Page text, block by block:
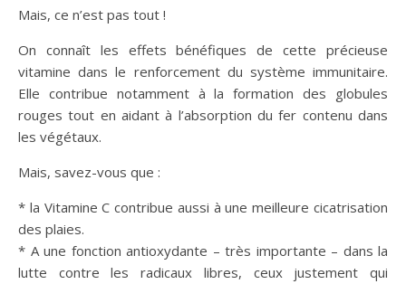
Mais, ce n’est pas tout !
On connaît les effets bénéfiques de cette précieuse
vitamine dans le renforcement du système immunitaire.
Elle contribue notamment à la formation des globules
rouges tout en aidant à l’absorption du fer contenu dans
les végétaux.
Mais, savez-vous que :
* la Vitamine C contribue aussi à une meilleure cicatrisation
des plaies.
* A une fonction antioxydante – très importante – dans la
lutte contre les radicaux libres, ceux justement qui